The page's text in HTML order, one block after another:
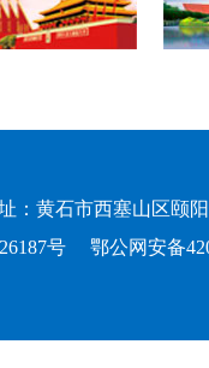
黄石市西塞山区颐
号 鄂公网安备